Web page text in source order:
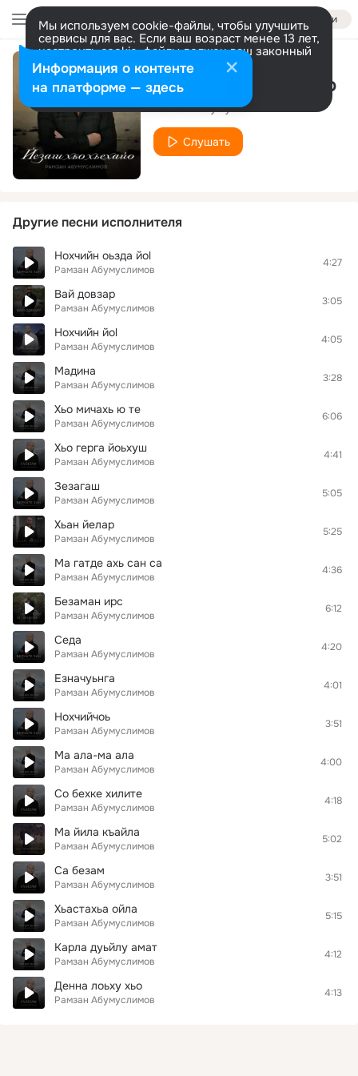
Войти
Мы используем cookie-файлы, чтобы улучшить
сервисы для вас. Если ваш возраст менее 13 лет,
настроить cookie-файлы должен ваш законный
представитель. Больше информации
Разрешить все Настроить
Йезаш хьо хьехайо
Рамзан Абумуслимов
Слушать
Другие песни исполнителя
Нохчийн оьзда йоl
Рамзан Абумуслимов
4:27
Вай довзар
Рамзан Абумуслимов
3:05
Нохчийн йоl
Рамзан Абумуслимов
4:05
Мадина
Рамзан Абумуслимов
3:28
Хьо мичахь ю те
Рамзан Абумуслимов
6:06
Хьо герга йоьхуш
Рамзан Абумуслимов
4:41
Зезагаш
Рамзан Абумуслимов
5:05
Хьан йелар
Рамзан Абумуслимов
5:25
Ма гатде ахь сан са
Рамзан Абумуслимов
4:36
Безаман ирс
Рамзан Абумуслимов
6:12
Седа
Рамзан Абумуслимов
4:20
Езначуьнга
Рамзан Абумуслимов
4:01
Нохчийчоь
Рамзан Абумуслимов
3:51
Ма ала-ма ала
Рамзан Абумуслимов
4:00
Со бехке хилите
Рамзан Абумуслимов
4:18
Ма йила къайла
Рамзан Абумуслимов
5:02
Са безам
Рамзан Абумуслимов
3:51
Хьастахьа ойла
Рамзан Абумуслимов
5:15
Карла дуьйлу амат
Рамзан Абумуслимов
4:12
Денна лоьху хьо
Рамзан Абумуслимов
4:13
Информация о контенте
на платформе — здесь